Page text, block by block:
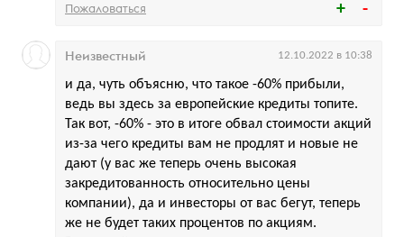
Пожаловаться
и да, чуть объясню, что такое -60% прибыли,
ведь вы здесь за европейские кредиты топите.
Так вот, -60% - это в итоге обвал стоимости акций
из-за чего кредиты вам не продлят и новые не
дают (у вас же теперь очень высокая
закредитованность относительно цены
компании), да и инвесторы от вас бегут, теперь
же не будет таких процентов по акциям.
Неизвестный 12.10.2022 в 10:38